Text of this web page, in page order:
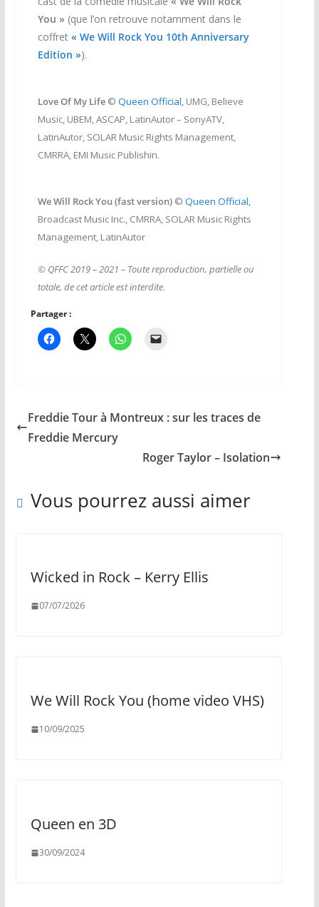
You » (que l’on retrouve notamment dans le
coffret « We Will Rock You 10th Anniversary
Edition »).
Love Of My Life© Queen Official,UMG, Believe
Music, UBEM, ASCAP, LatinAutor – SonyATV,
LatinAutor, SOLAR Music Rights Management,
CMRRA, EMI Music Publishin.
We Will Rock You (fast version)© Queen Official,
Broadcast Music Inc., CMRRA, SOLAR Music Rights
Management, LatinAutor
© QFFC 2019 – 2021 – Toute reproduction, partielle ou
totale, de cet article est interdite.
Partager :
Freddie Tour à Montreux : sur les traces de
Freddie Mercury
Roger Taylor – Isolation
Vous pourrez aussi aimer
Wicked in Rock – Kerry Ellis
07/07/2026
We Will Rock You (home video VHS)
10/09/2025
Queen en 3D
30/09/2024